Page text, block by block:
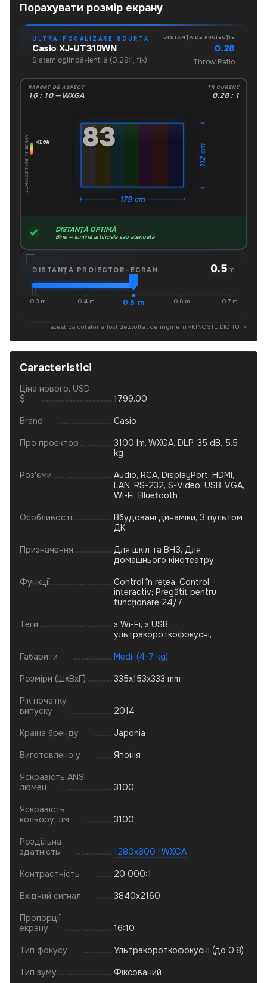
Порахувати розмір екрану
ULTRA-FOCALIZARE SCURTĂ
Casio XJ-UT310WN
Sistem oglindă-lentilă (0.28:1, fix)
DISTANȚA DE PROIECȚIE
0.28
Throw Ratio
RAPORT DE ASPECT
16 : 10 — WXGA
TR CURENT
0.28 : 1
83"
179 cm
112 cm
LUMINOZITATE PE ECRAN 1.6k
DISTANȚĂ OPTIMĂ
Bine — lumină artificială sau atenuată
DISTANȚA PROIECTOR–ECRAN 0.5m
0.3 m 0.4 m 0.5 m 0.6 m 0.7 m
acest calculator a fost dezvoltat de inginerii «KINOSTUDIO TUT»
Caracteristici
Ціна нового, USD
$
1799.00
Brand Casio
Про проектор
3100 lm, WXGA, DLP, 35 dB, 5.5
kg
Роз'єми
Audio, RCA, DisplayPort, HDMI,
LAN, RS-232, S-Video, USB, VGA,
Wi-Fi, Bluetooth
Особливості
Вбудовані динаміки, З пультом
ДК
Призначення
Для шкіл та ВНЗ, Для
домашнього кінотеатру,
Функції
Control în rețea; Control
interactiv; Pregătit pentru
funcționare 24/7
Теги
з Wi-Fi, з USB,
ультракороткофокусні,
Габарити Medii (4-7 kg)
Розміри (ШхВхГ) 335x153x333 mm
Рік початку
випуску
2014
Країна бренду Japonia
Виготовлено у Японія
Яскравість ANSI
люмен
3100
Яскравість
кольору, лм
3100
Роздільна
здатність
1280x800 | WXGA
Контрастність 20 000:1
Вхідний сигнал 3840x2160
Пропорції
екрану
16:10
Тип фокусу Ультракороткофокусні (до 0.8)
Тип зуму Фіксований